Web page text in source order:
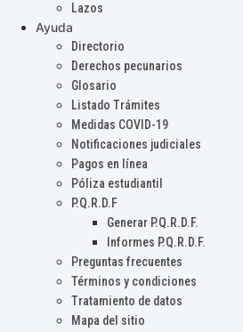
Lazos
Ayuda
Directorio
Derechos pecunarios
Glosario
Listado Trámites
Medidas COVID-19
Notificaciones judiciales
Pagos en línea
Póliza estudiantil
P.Q.R.D.F
Generar P.Q.R.D.F.
Informes P.Q.R.D.F.
Preguntas frecuentes
Términos y condiciones
Tratamiento de datos
Mapa del sitio